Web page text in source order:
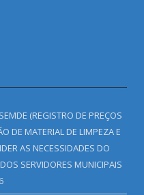
(REGISTRO DE PREÇOS
DE MATERIAL DE LIMPEZA E
AS NECESSIDADES DO
SERVIDORES MUNICIPAIS